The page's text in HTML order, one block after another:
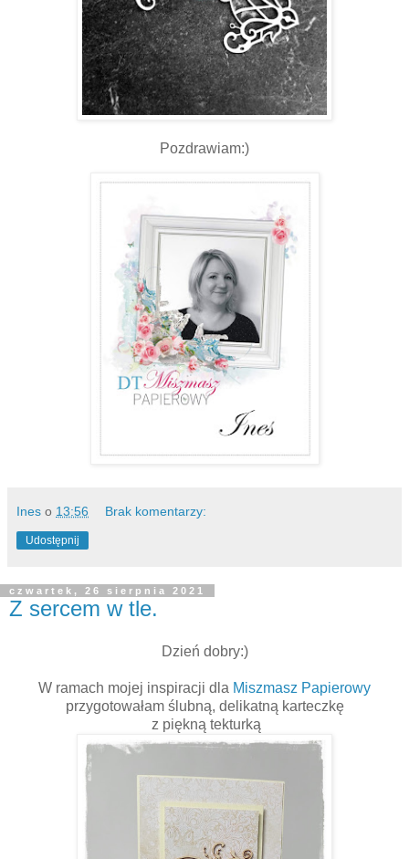
Pozdrawiam:)
Ines o 13:56 Brak komentarzy:
Udostępnij
czwartek, 26 sierpnia 2021
Z sercem w tle.
Dzień dobry:)
W ramach mojej inspiracji dla Miszmasz Papierowy
przygotowałam ślubną, delikatną karteczkę
z piękną tekturką